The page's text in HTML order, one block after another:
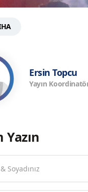
Ersin Topcu
Yayın